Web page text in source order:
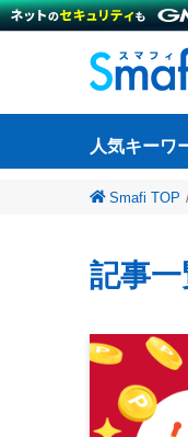
人気キーワ
Smafi TOP
記事一